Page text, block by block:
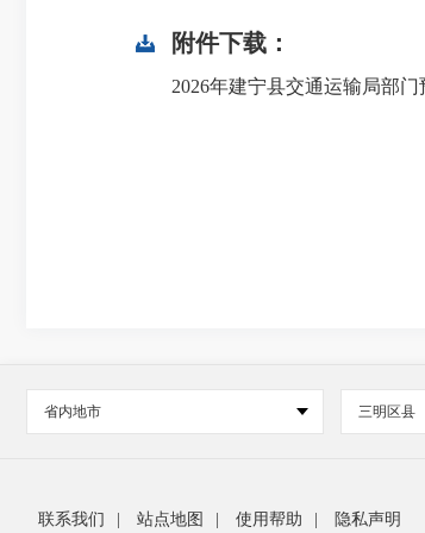
附件下载：
2026年建宁县交通运输局部门
省内地市 三明区县
联系我们 站点地图 使用帮助 隐私声明